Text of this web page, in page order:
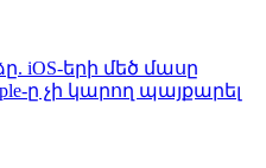
iOS-երի մեծ մասը
ը չի կարող պայքարել